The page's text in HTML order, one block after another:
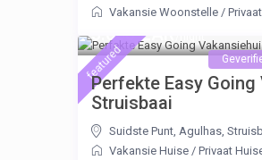
Vakansie Woonstelle /
3.000 ZAR
featured
Perfekte Easy
Struisbaai
Suidste Punt, Agulhas,
Vakansie Huise / Privaat